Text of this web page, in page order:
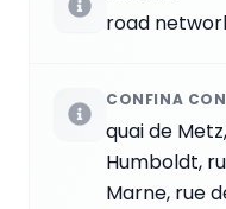
road
CONFINA CON
quai de
Humboldt,
Marne, rue